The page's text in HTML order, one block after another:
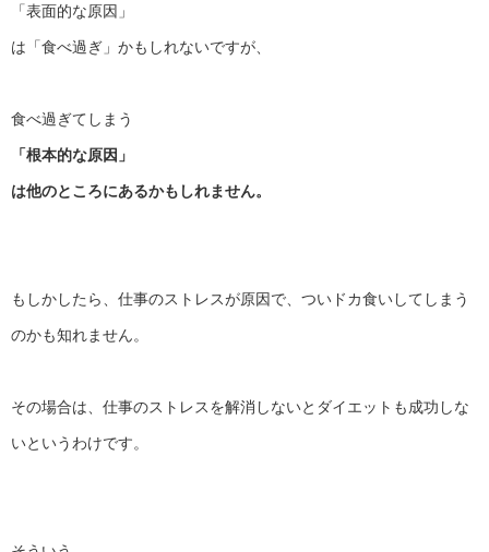
「表面的な原因」
は「食べ過ぎ」かもしれないですが、
食べ過ぎてしまう
「根本的な原因」
は他のところにあるかもしれません。
もしかしたら、仕事のストレスが原因で、 ついドカ食いしてしまう
のかも知れません。
その場合は、 仕事のストレスを解消しないとダイエットも成功しな
いというわけです。